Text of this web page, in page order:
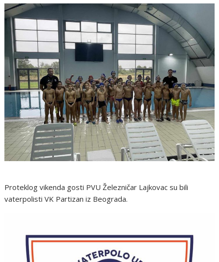
Proteklog vikenda gosti PVU Železničar Lajkovac su bili
vaterpolisti VK Partizan iz Beograda.